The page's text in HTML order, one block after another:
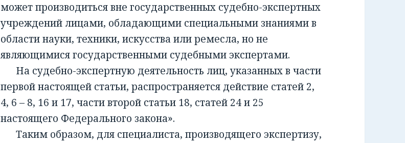
может производиться вне государственных судебно-экспертных
учреждений лицами, обладающими специальными знаниями в
области науки, техники, искусства или ремесла, но не
являющимися государственными судебными экспертами.
На судебно-экспертную деятельность лиц, указанных в части
первой настоящей статьи, распространяется действие статей 2,
4, 6 – 8, 16 и 17, части второй статьи 18, статей 24 и 25
настоящего Федерального закона».
Таким образом, для специалиста, производящего экспертизу,